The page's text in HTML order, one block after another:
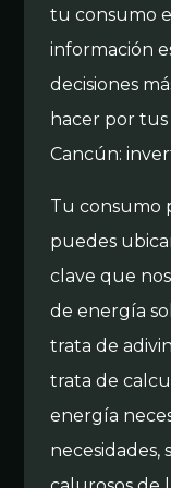
tu consumo
información
decisiones
hacer por
Cancún:
Tu consumo
puedes
clave que
de energía
trata de
trata de
energía
necesidades,
Solar